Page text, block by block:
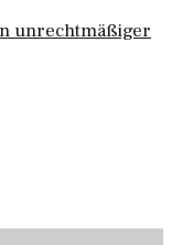
unrechtmäßiger